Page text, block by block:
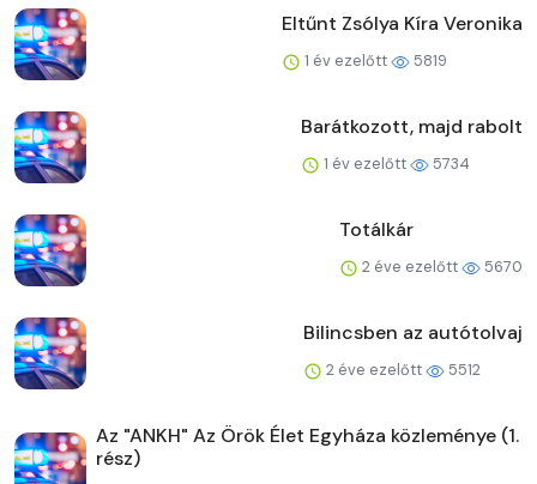
Eltűnt Zsólya Kíra Veronika
1 év ezelőtt 5819
Barátkozott, majd rabolt
1 év ezelőtt 5734
Totálkár
2 éve ezelőtt 5670
Bilincsben az autótolvaj
2 éve ezelőtt 5512
Az "ANKH" Az Örök Élet Egyháza közleménye (1.
rész)